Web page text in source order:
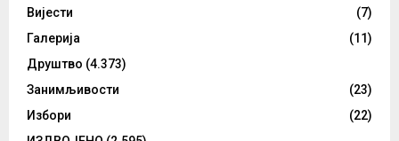
Вијести
(7)
Галерија
(11)
Друштво (4.373)
Занимљивости
(23)
Избори
(22)